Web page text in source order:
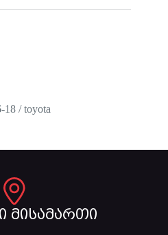
/ toyota
მისამართი